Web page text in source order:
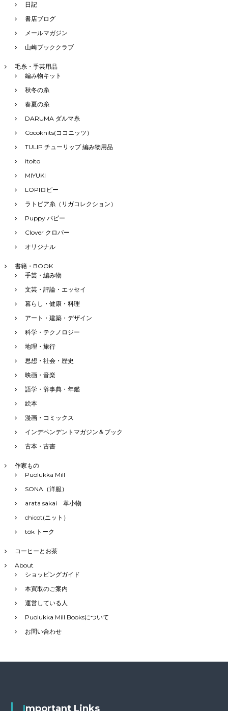
日記
書店ブログ
メールマガジン
山崎ブッククラブ
毛糸・手芸用品
編み物キット
秋冬の糸
春夏の糸
DARUMA ダルマ糸
Cocoknits(ココニッツ）
TULIP チューリップ 編み物用品
itoito
MIYUKI
LOPIロピー
ラトビア糸（リガコレクション）
Puppy パピー
Clover クロバー
オリジナル
書籍・BOOK
手芸・編み物
文芸・評論・エッセイ
暮らし・健康・料理
アート・建築・デザイン
科学・テクノロジー
地理・旅行
思想・社会・歴史
映画・音楽
語学・辞事典・年鑑
絵本
漫画・コミックス
インデペンデントマガジン＆ブック
古本・古書
作家もの
Puolukka Mill
SONA（洋服）
arata sakai 革小物
chicot(ニット）
tôk トーク
コーヒーとお茶
About
ショッピングガイド
本買取のご案内
運営している人
Puolukka Mill Booksについて
お問い合わせ
Important Links